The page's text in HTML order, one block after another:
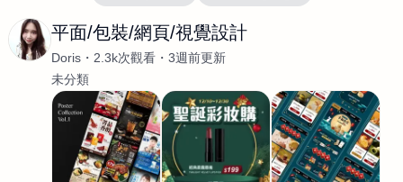
平面/包裝/網頁/視覺設計
Doris 2.3k次觀看
3週前更新
未分類